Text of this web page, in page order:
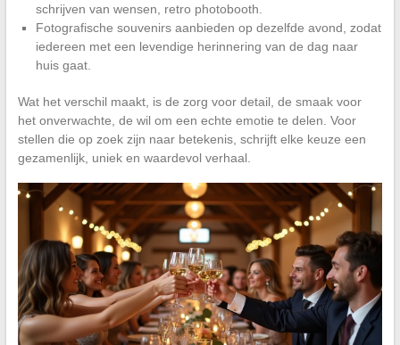
schrijven van wensen, retro photobooth.
Fotografische souvenirs aanbieden op dezelfde avond, zodat
iedereen met een levendige herinnering van de dag naar
huis gaat.
Wat het verschil maakt, is de zorg voor detail, de smaak voor
het onverwachte, de wil om een echte emotie te delen. Voor
stellen die op zoek zijn naar betekenis, schrijft elke keuze een
gezamenlijk, uniek en waardevol verhaal.